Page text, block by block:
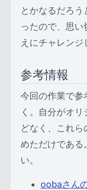
とかなるだろう
ったので、思
えにチャレンジ
参考情報
今回の作業で参
く。自分がオ
どなく、これ
めただけである
い。
oobaさん